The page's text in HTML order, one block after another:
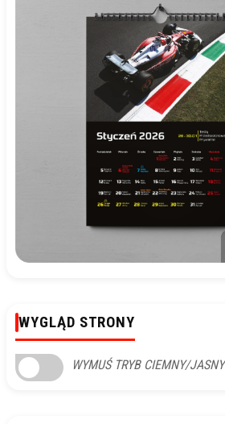
WYGLĄD STRONY
WYMUŚ TRYB CIEMNY/JASNY